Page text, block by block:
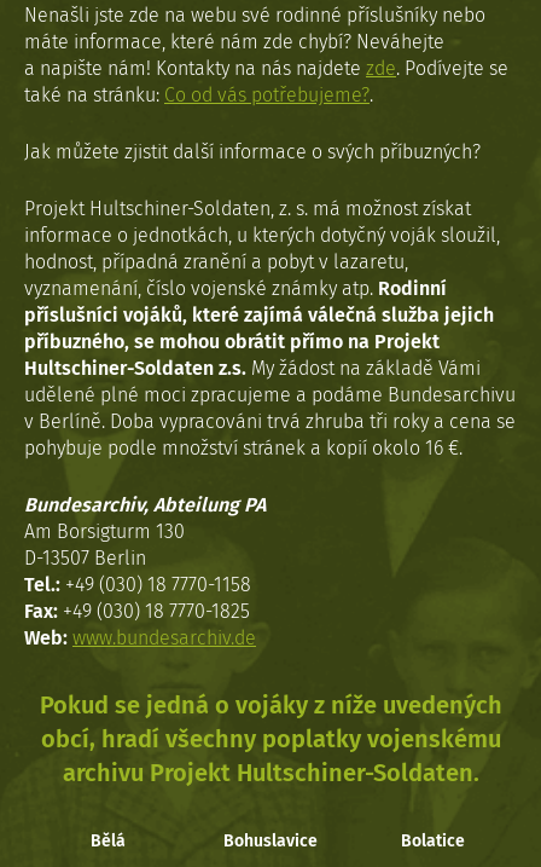
Nenašli jste zde na webu své rodinné příslušníky nebo
máte informace, které nám zde chybí? Neváhejte
a napište nám! Kontakty na nás najdete zde. Podívejte se
také na stránku: Co od vás potřebujeme?.
Jak můžete zjistit další informace o svých příbuzných?
Projekt Hultschiner-Soldaten, z. s. má možnost získat
informace o jednotkách, u kterých dotyčný voják sloužil,
hodnost, případná zranění a pobyt v lazaretu,
vyznamenání, číslo vojenské známky atp. Rodinní
příslušníci vojáků, které zajímá válečná služba jejich
příbuzného, se mohou obrátit přímo na Projekt
Hultschiner-Soldaten z.s. My žádost na základě Vámi
udělené plné moci zpracujeme a podáme Bundesarchivu
v Berlíně. Doba vypracováni trvá zhruba tři roky a cena se
pohybuje podle množství stránek a kopií okolo 16 €.
Bundesarchiv, Abteilung PA
Am Borsigturm 130
D-13507 Berlin
Tel.: +49 (030) 18 7770-1158
Fax: +49 (030) 18 7770-1825
Web: www.bundesarchiv.de
Pokud se jedná o vojáky z níže uvedených
obcí, hradí všechny poplatky vojenskému
archivu Projekt Hultschiner-Soldaten.
Bělá Bohuslavice Bolatice